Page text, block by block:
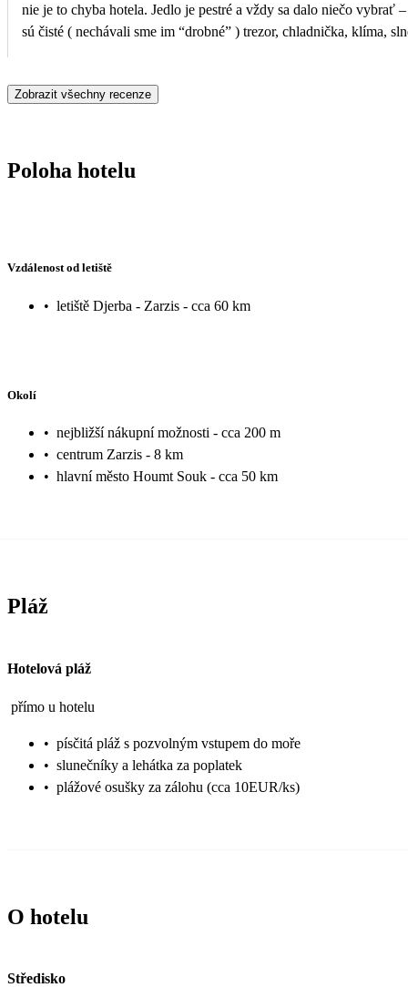
nie je to chyba hotela. Jedlo je pestré a vždy sa dalo niečo vybrať
sú čisté ( nechávali sme im “drobné” ) trezor, chladnička, klíma,
spokojní. Ak niekto očakáva luxus na úrovni 4* napr. tureckých rezortov, môže byť sklamaný. Ak však zohľadní, že
vytknúť.
Zobrazit všechny recenze
Poloha hotelu
Vzdálenost od letiště
• letiště Djerba - Zarzis - cca 60 km
Okolí
• nejbližší nákupní možnosti - cca 200 m
• centrum Zarzis - 8 km
• hlavní město Houmt Souk - cca 50 km
Pláž
Hotelová pláž
přímo u hotelu
• písčitá pláž s pozvolným vstupem do moře
• slunečníky a lehátka za poplatek
• plážové osušky za zálohu (cca 10EUR/ks)
O hotelu
Středisko